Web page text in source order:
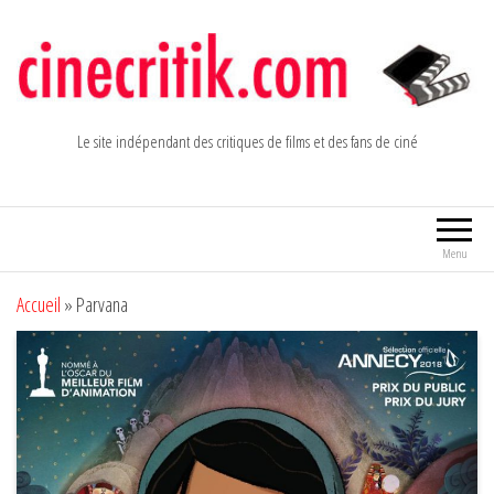
contenu
Le site indépendant des critiques de films et des fans de ciné
Menu
Accueil » Parvana